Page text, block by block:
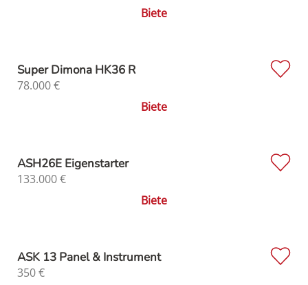
Biete
Super Dimona HK36 R
78.000€
Biete
ASH26E Eigenstarter
133.000€
Biete
ASK 13 Panel & Instrument
350€